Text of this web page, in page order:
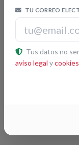
Pulsa
TU CORREO
Tus datos no
aviso legal ycookies